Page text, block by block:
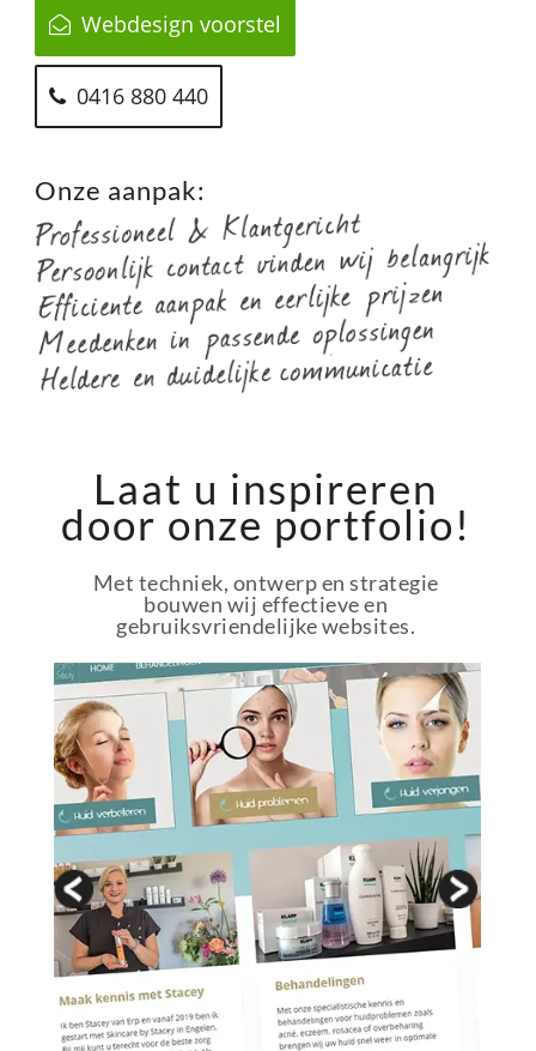
Webdesign voorstel
0416 880 440
Onze aanpak:
Laat u inspireren
door onze portfolio!
Met techniek, ontwerp en strategie
bouwen wij effectieve en
gebruiksvriendelijke websites.